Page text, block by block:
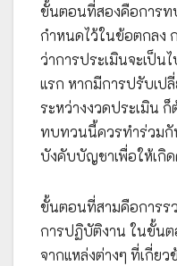
ขั้นตอนที่สองคือการท
กำหนดไว้ในข้อตกลง
ว่าการประเมินจะเป็
แรก หากมีการปรับเป
ระหว่างงวดประเมิน
ทบทวนนี้ควรทำร่วมกั
บังคับบัญชาเพื่อให้เกิ
ขั้นตอนที่สามคือการร
การปฏิบัติงาน ในขั้น
จากแหล่งต่างๆ ที่เกี่ย